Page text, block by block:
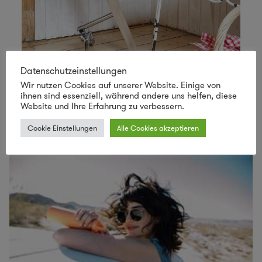
Datenschutzeinstellungen
Wir nutzen Cookies auf unserer Website. Einige von
ihnen sind essenziell, während andere uns helfen, diese
Website und Ihre Erfahrung zu verbessern.
Cookie Einstellungen Alle Cookies akzeptieren